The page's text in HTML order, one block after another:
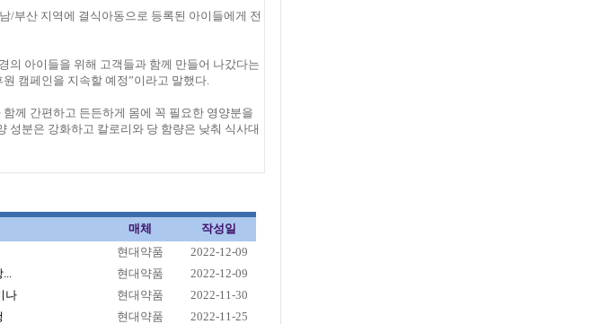
/부산 지역에 결식아동으로 등록된 아이들에게 전
의 아이들을 위해 고객들과 함께 만들어 나갔다는
캠페인을 지속할 예정”이라고 말했다.
께 간편하고 든든하게 몸에 꼭 필요한 영양분을
성분은 강화하고 칼로리와 당 함량은 낮춰 식사대
매체
작성일
현대약품
2022-12-09
... 현대약품
2022-12-09
나 현대약품
2022-11-30
현대약품
2022-11-25